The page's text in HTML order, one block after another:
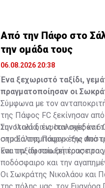
Από την Πάφο στο
την ομάδα τους
06.08.2026 20:38
Ένα ξεχωριστό ταξίδι,
πραγματοποίησαν οι
Σύμφωνα με τον
της Πάφος FC ξεκίνησαν
την Ιταλία, τις Ιταλικές
στο Σάλτσμπουργκ της
Συνολικά διένυσαν σχεδόν
σημαία της Πάφου έξω από
και την αφοσίωσή τους
Ένα ταξίδι που ξεπέρασε
ποδόσφαιρο και την
Οι Σωκράτης Νικολάου και
της πόλης μας, τον Ευαγόρα